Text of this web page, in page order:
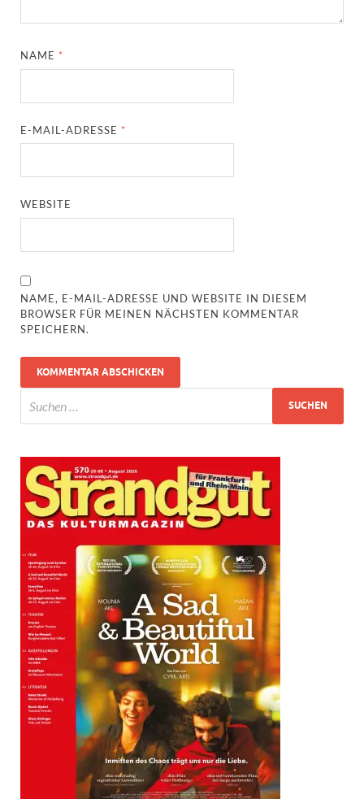
NAME *
E-MAIL-ADRESSE *
WEBSITE
NAME, E-MAIL-ADRESSE UND WEBSITE IN DIESEM
BROWSER FÜR MEINEN NÄCHSTEN KOMMENTAR
SPEICHERN.